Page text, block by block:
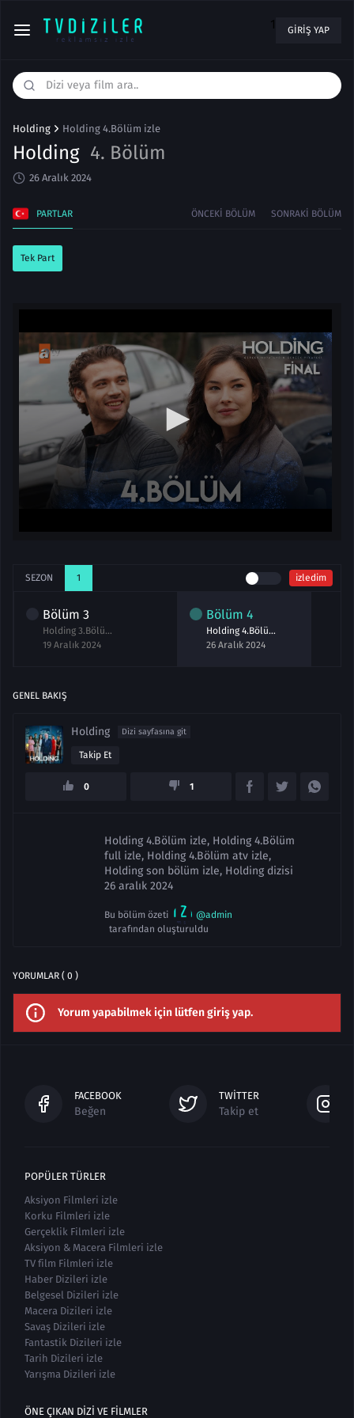
1 GIRIŞ YAP
Holding Holding 4.Bölüm izle
Holding 4. Bölüm
26 Aralık 2024
PARTLAR ÖNCEKI BÖLÜM SONRAKI BÖLÜM
Tek Part
SEZON 1 izledim
Bölüm 3
Holding 3.Bölüm izle
19 Aralık 2024
Bölüm 4
Holding 4.Bölüm izle
26 Aralık 2024
GENEL BAKIŞ
Holding Dizi sayfasına git
Takip Et
0 1
Holding 4.Bölüm izle, Holding 4.Bölüm
full izle, Holding 4.Bölüm atv izle,
Holding son bölüm izle, Holding dizisi
26 aralık 2024
Bu bölüm özeti
@admin
tarafından oluşturuldu
YORUMLAR ( 0 )
Yorum yapabilmek için lütfen giriş yap.
FACEBOOK
Beğen
TWITTER
Takip et
POPÜLER TÜRLER
Aksiyon Filmleri izle
Korku Filmleri izle
Gerçeklik Filmleri izle
Aksiyon & Macera Filmleri izle
TV film Filmleri izle
Haber Dizileri izle
Belgesel Dizileri izle
Macera Dizileri izle
Savaş Dizileri izle
Fantastik Dizileri izle
Tarih Dizileri izle
Yarışma Dizileri izle
ÖNE ÇIKAN DIZI VE FILMLER